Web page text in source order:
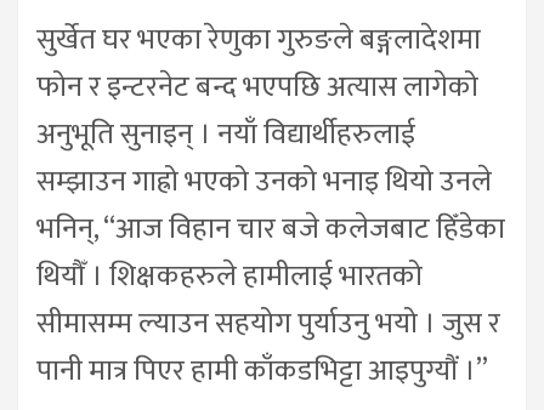
सुर्खेत घर भएका रेणुका गुरुङले बङ्गलादेशमा
फोन र इन्टरनेट बन्द भएपछि अत्यास लागेको
अनुभूति सुनाइन् । नयाँ विद्यार्थीहरुलाई
सम्झाउन गाह्रो भएको उनको भनाइ थियो उनले
भनिन्, “आज विहान चार बजे कलेजबाट हिँडेका
थियौँ । शिक्षकहरुले हामीलाई भारतको
सीमासम्म ल्याउन सहयोग पुर्याउनु भयो । जुस र
पानी मात्र पिएर हामी काँकडभिट्टा आइपुग्यौं ।”